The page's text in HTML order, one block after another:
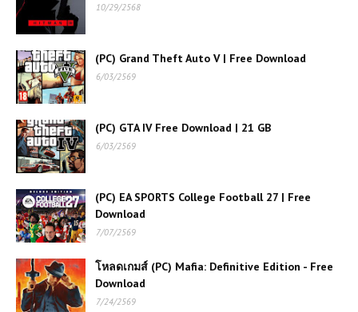
Download
โหลดเกมส์ (PC) ฟรี Pathologic 2 เกม
เอาชีวิตรอดเชิงจิตวิทยาสุดกดดัน เรื่อง
ราวลึกลับในเมืองต้องคำสาป
โหลดเกมส์ (PC) ฟรี Dave The Diver
เกมดำน้ำผจญภัยสุดเพลิน จับปลา ทำซูชิ
ครบจบในเกมเดียว
(PC ) Zombie Army Trilogy |
Free Download
โหลดเกมส์ (PC) ฟรี Carmageddon:
Rogue Shift เกมแข่งรถสายทำลายสุด
มันส์ เล่นฟรีครบทุกความเดือด 🚗💥
10/29/2568
(PC) Grand Theft Auto V | Free Download
6/03/2569
(PC) GTA IV Free Download | 21 GB
6/03/2569
(PC) EA SPORTS College Football 27 | Free
Download
7/07/2569
โหลดเกมส์ (PC) Mafia: Definitive Edition - Free
Download
7/24/2569